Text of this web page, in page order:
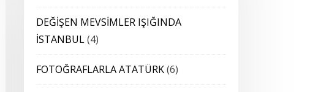
DEĞİŞEN MEVSİMLER IŞIĞINDA
İSTANBUL(4)
FOTOĞRAFLARLA ATATÜRK(6)